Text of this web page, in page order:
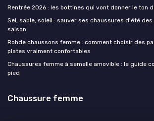
Rentrée 2026 : les bottines qui vont donner le ton
Sel, sable, soleil : sauver ses chaussures d'été
saison
Rohde chaussons femme : comment choisir des
plates vraiment confortables
Chaussures femme à semelle amovible : le guide
pied
Chaussure femme